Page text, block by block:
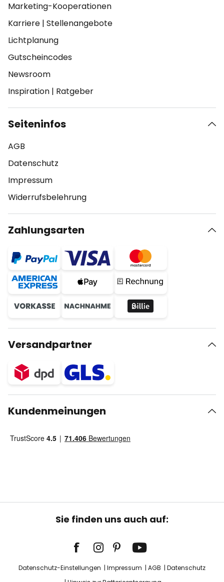
Marketing-Kooperationen
Karriere | Stellenangebote
Lichtplanung
Gutscheincodes
Newsroom
Inspiration | Ratgeber
Seiteninfos
AGB
Datenschutz
Impressum
Widerrufsbelehrung
Zahlungsarten
Versandpartner
Kundenmeinungen
Sie finden uns auch auf:
Datenschutz-Einstellungen Impressum AGB
Datenschutz